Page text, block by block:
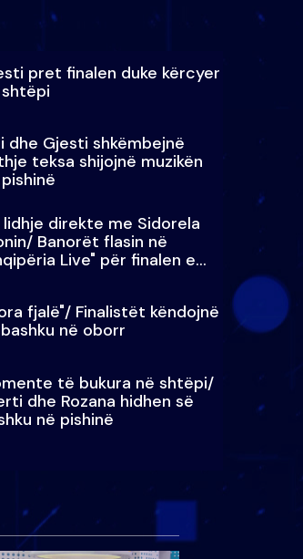
pret finalen duke kërcyer
dhe Gjesti shkëmbejnë
teksa shijojnë muzikën
lidhje direkte me Sidorela
Banorët flasin në
Live" për finalen e
fjalë"/ Finalistët këndojnë
në oborr
të bukura në shtëpi/
dhe Rozana hidhen së
në pishinë